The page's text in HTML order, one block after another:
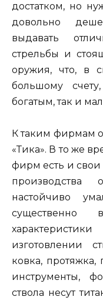
достатком, но
довольно
выдавать
стрельбы и
оружия, что, в
большому
богатым, так и
К таким фирмам
«Тика». В то же
фирм есть и
настойчиво
существенно
изготовлении
ковка,
инструменты,
ствола несут